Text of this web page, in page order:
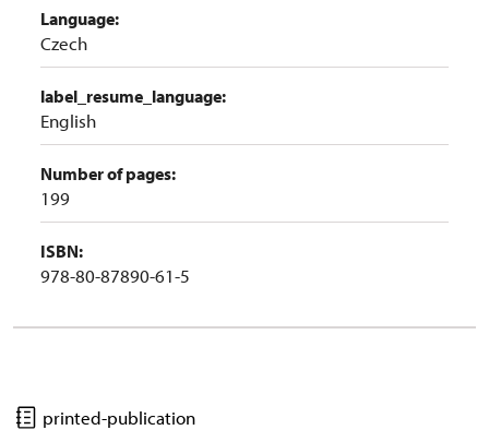
Language:
Czech
label_resume_language:
English
Number of pages:
199
ISBN:
978-80-87890-61-5
printed-publication